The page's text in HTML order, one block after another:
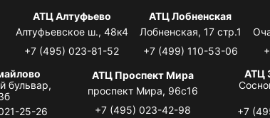
АТЦ Алтуфьево
Алтуфьевское ш., 48к4
+7 (495) 023-81-52
АТЦ Лобненская
Лобненская, 17 стр.1
+7 (499) 110-53-06
бульвар,
25-26
АТЦ Проспект Мира
проспект Мира, 96с16
+7 (495) 023-42-98
АТЦ
+7